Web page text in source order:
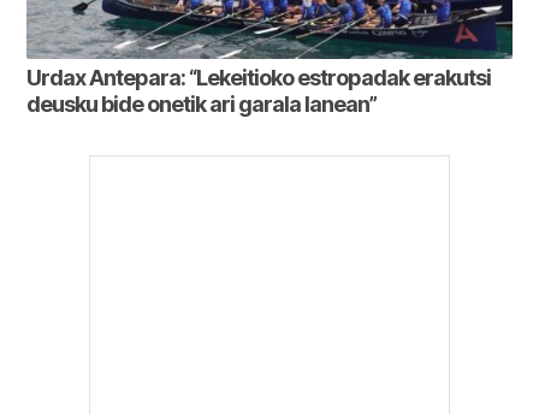
Urdax Antepara: “Lekeitioko estropadak erakutsi
deusku bide onetik ari garala lanean”